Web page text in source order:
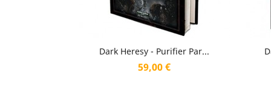
Dark Heresy - Purifier Par...
Prix
59,00 €
Aperçu rapide